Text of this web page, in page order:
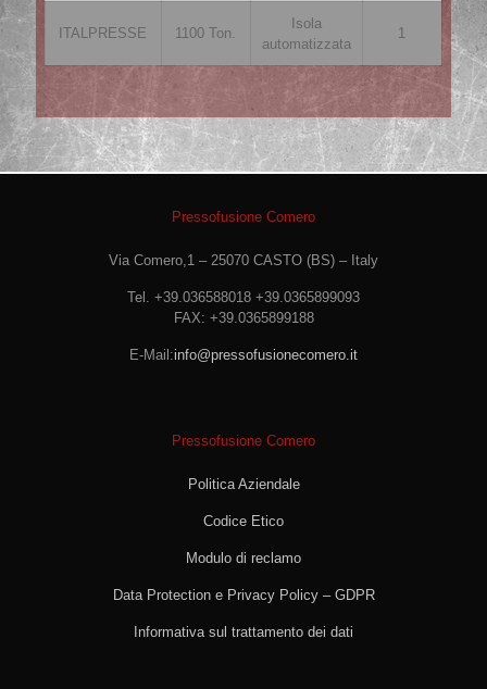
ITALPRESSE 1100 Ton.
Isola
automatizzata
1
Pressofusione Comero
Via Comero,1 – 25070 CASTO (BS) – Italy
Tel. +39.036588018 +39.0365899093
FAX: +39.0365899188
E-Mail:info@pressofusionecomero.it
Pressofusione Comero
Politica Aziendale
Codice Etico
Modulo di reclamo
Data Protection e Privacy Policy – GDPR
Informativa sul trattamento dei dati